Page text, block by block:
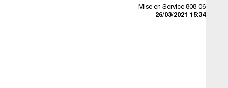
Mise en Service 808-06
26/03/2021 15:34